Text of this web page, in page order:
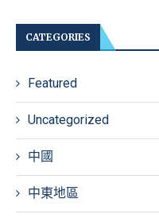
CATEGORIES
Featured
Uncategorized
中國
中東地區